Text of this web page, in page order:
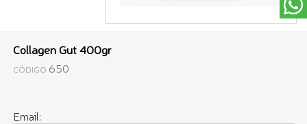
Collagen Gut 400gr
CÓDIGO 650
Email: